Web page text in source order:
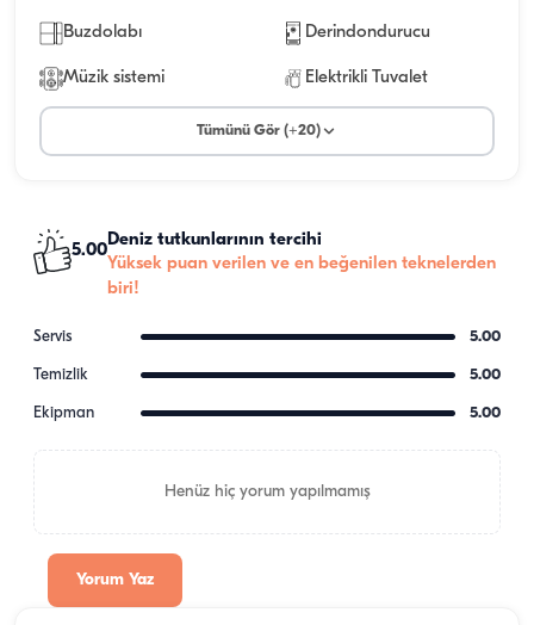
Buzdolabı Derindondurucu
Müzik sistemi Elektrikli Tuvalet
Tümünü Gör (+20)
5.00
Deniz tutkunlarının tercihi
Yüksek puan verilen ve en beğenilen teknelerden
biri!
Servis 5.00
Temizlik 5.00
Ekipman 5.00
Henüz hiç yorum yapılmamış
Yorum Yaz